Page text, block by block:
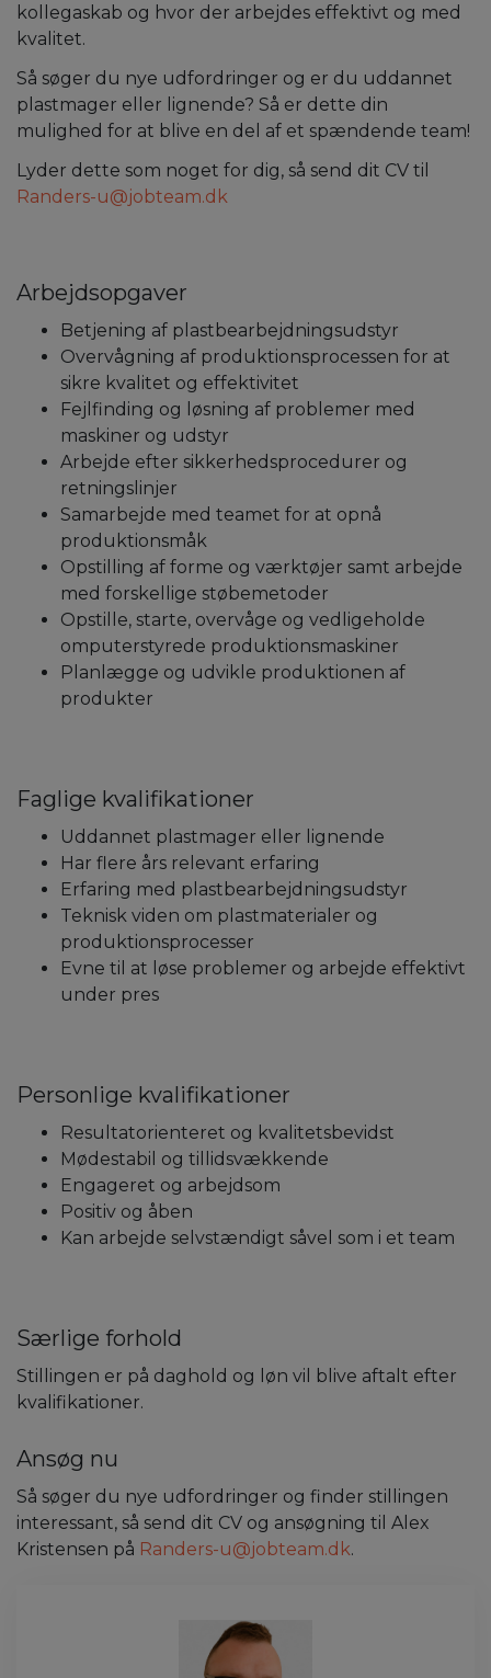
kollegaskab og hvor der arbejdes effektivt og med
kvalitet.
Så søger du nye udfordringer og er du uddannet
plastmager eller lignende? Så er dette din
mulighed for at blive en del af et spændende team!
Lyder dette som noget for dig, så send dit CV til
Randers-u@jobteam.dk
Arbejdsopgaver
Betjening af plastbearbejdningsudstyr
Overvågning af produktionsprocessen for at
sikre kvalitet og effektivitet
Fejlfinding og løsning af problemer med
maskiner og udstyr
Arbejde efter sikkerhedsprocedurer og
retningslinjer
Samarbejde med teamet for at opnå
produktionsmåk
Opstilling af forme og værktøjer samt arbejde
med forskellige støbemetoder
Opstille, starte, overvåge og vedligeholde
omputerstyrede produktionsmaskiner
Planlægge og udvikle produktionen af
produkter
Faglige kvalifikationer
Uddannet plastmager eller lignende
Har flere års relevant erfaring
Erfaring med plastbearbejdningsudstyr
Teknisk viden om plastmaterialer og
produktionsprocesser
Evne til at løse problemer og arbejde effektivt
under pres
Personlige kvalifikationer
Resultatorienteret og kvalitetsbevidst
Mødestabil og tillidsvækkende
Engageret og arbejdsom
Positiv og åben
Kan arbejde selvstændigt såvel som i et team
Særlige forhold
Stillingen er på daghold og løn vil blive aftalt efter
kvalifikationer.
Ansøg nu
Så søger du nye udfordringer og finder stillingen
interessant, så send dit CV og ansøgning til Alex
Kristensen på Randers-u@jobteam.dk.